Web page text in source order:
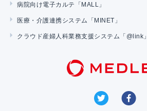
病院向け電子カルテ「MALL」
医療・介護連携システム「MINET」
クラウド産婦人科業務支援システム「@link」